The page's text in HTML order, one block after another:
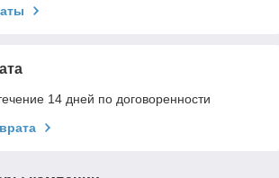
14 дней по договоренности